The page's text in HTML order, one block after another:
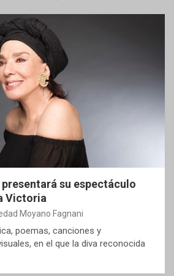
su espectáculo
Victoria
Moyano Fagnani
poemas, canciones y
en el que la diva reconocida